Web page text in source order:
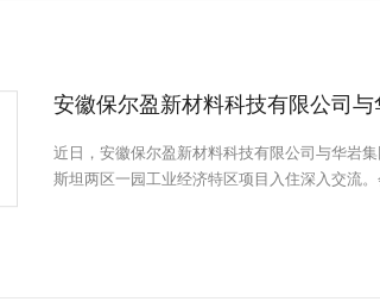
安徽保尔盈新材料科技有限公司
近日，安徽保尔盈新材料科技有限公司与华岩
斯坦两区一园工业经济特区项目入住深入交流